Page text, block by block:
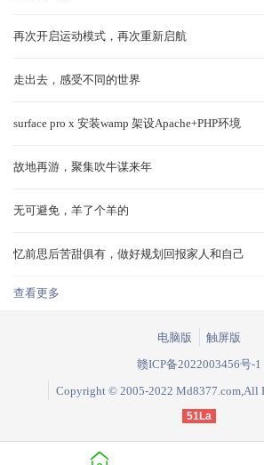
再次开启运动模式，再次重新启航
走出去，感受不同的世界
surface pro x 安装wamp 架设Apache+PHP环境
故地再游，聚集吹牛谋来年
无可避免，羊了个羊的
忆前思后苦甜俱有，做好规划回报家人和自己
查看更多
电脑版
触屏版
赣ICP备2022003456号-1
Copyright © 2005-2022 Md8377.com,All
51La